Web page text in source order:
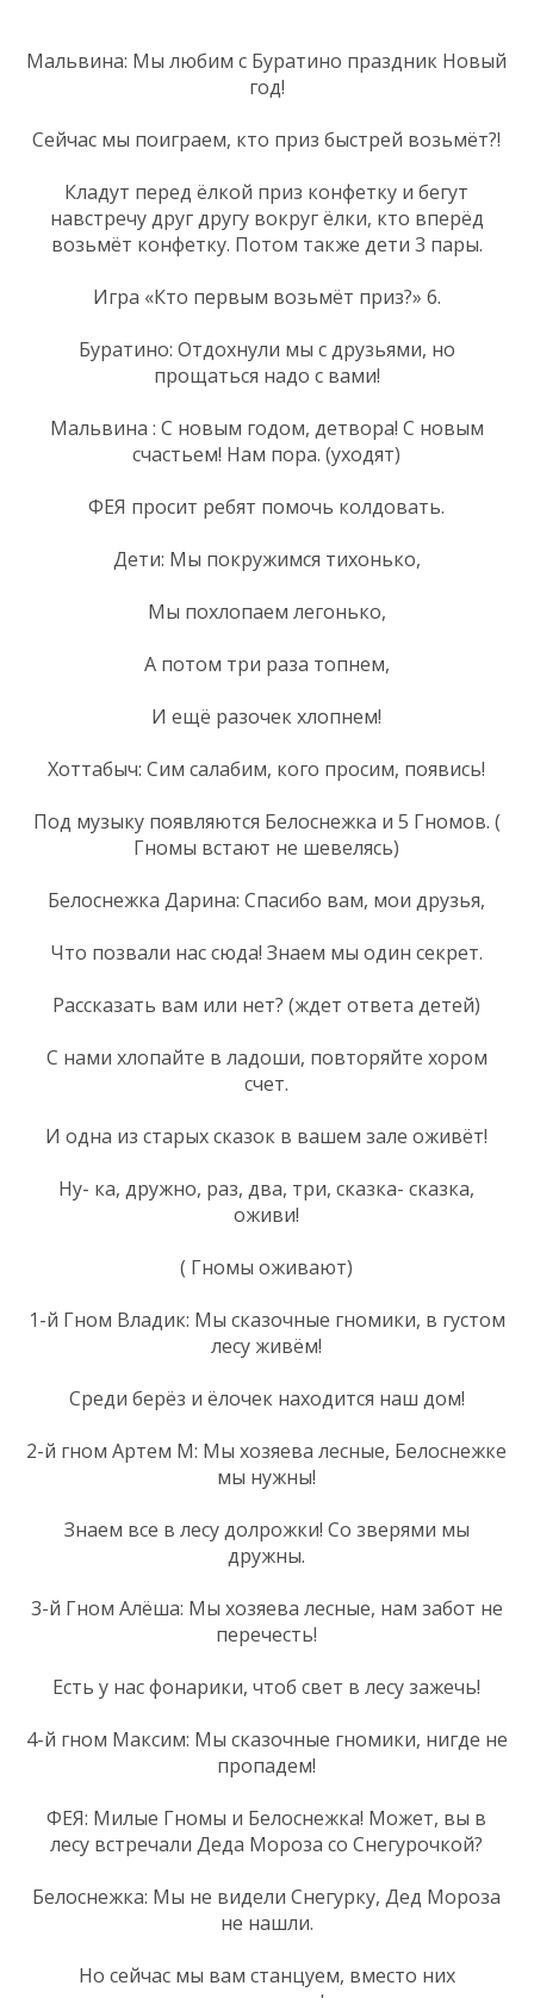
Мальвина: Мы любим с Буратино праздник Новый
год!
Сейчас мы поиграем, кто приз быстрей возьмёт?!
Кладут перед ёлкой приз конфетку и бегут
навстречу друг другу вокруг ёлки, кто вперёд
возьмёт конфетку. Потом также дети 3 пары.
Игра «Кто первым возьмёт приз?» 6.
Буратино: Отдохнули мы с друзьями, но
прощаться надо с вами!
Мальвина : С новым годом, детвора! С новым
счастьем! Нам пора. (уходят)
ФЕЯ просит ребят помочь колдовать.
Дети: Мы покружимся тихонько,
Мы похлопаем легонько,
А потом три раза топнем,
И ещё разочек хлопнем!
Хоттабыч: Сим салабим, кого просим, появись!
Под музыку появляются Белоснежка и 5 Гномов. (
Гномы встают не шевелясь)
Белоснежка Дарина: Спасибо вам, мои друзья,
Что позвали нас сюда! Знаем мы один секрет.
Рассказать вам или нет? (ждет ответа детей)
С нами хлопайте в ладоши, повторяйте хором
счет.
И одна из старых сказок в вашем зале оживёт!
Ну- ка, дружно, раз, два, три, сказка- сказка,
оживи!
( Гномы оживают)
1-й Гном Владик: Мы сказочные гномики, в густом
лесу живём!
Среди берёз и ёлочек находится наш дом!
2-й гном Артем М: Мы хозяева лесные, Белоснежке
мы нужны!
Знаем все в лесу долрожки! Со зверями мы
дружны.
3-й Гном Алёша: Мы хозяева лесные, нам забот не
перечесть!
Есть у нас фонарики, чтоб свет в лесу зажечь!
4-й гном Максим: Мы сказочные гномики, нигде не
пропадем!
ФЕЯ: Милые Гномы и Белоснежка! Может, вы в
лесу встречали Деда Мороза со Снегурочкой?
Белоснежка: Мы не видели Снегурку, Дед Мороза
не нашли.
Но сейчас мы вам станцуем, вместо них